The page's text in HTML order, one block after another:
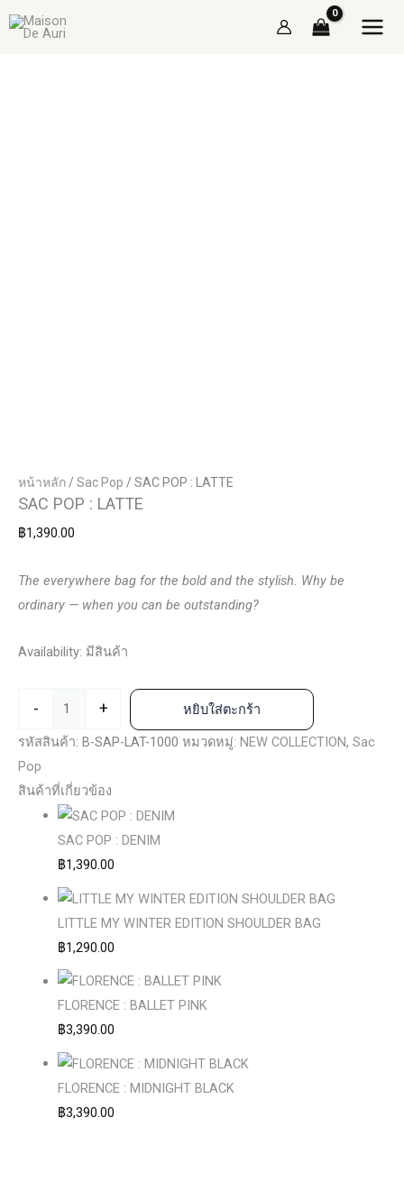
Skip
หน้าหลัก/ Sac Pop / SAC POP : LATTE
SAC POP : LATTE
฿1,390.00
The everywhere bag for the bold and the stylish. Why be
ordinary — when you can be outstanding?
Availability: มีสินค้า
-
จำนวน
SAC
+
หยิบใส่ตะกร้า
รหัสสินค้า: B-SAP-LAT-1000 หมวดหมู่: NEW COLLECTION, Sac
Pop
สินค้าที่เกี่ยวข้อง
SAC POP : DENIM
฿1,390.00
LITTLE MY WINTER EDITION SHOULDER BAG
฿1,290.00
FLORENCE : BALLET PINK
฿3,390.00
FLORENCE : MIDNIGHT BLACK
฿3,390.00